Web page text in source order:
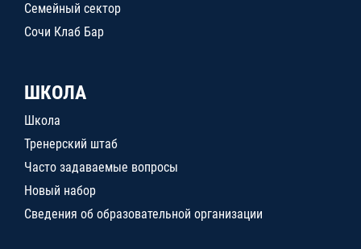
Семейный сектор
Сочи Клаб Бар
ШКОЛА
Школа
Тренерский штаб
Часто задаваемые вопросы
Новый набор
Сведения об образовательной организации